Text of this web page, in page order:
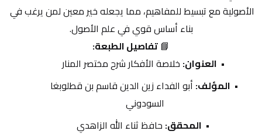
بناء أساس قوي في علم الأصول.
📘 تفاصيل الطبعة:
العنوان: خلاصة الأفكار شرح مختصر المنار
المؤلف:
السودوني
المحقق: حافظ ثناء الله الزاهدي